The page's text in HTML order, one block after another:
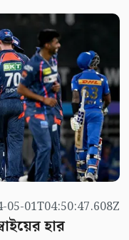
সুপার কিংসের জার্সিতে
05-01T04:50:47.608Z
হার